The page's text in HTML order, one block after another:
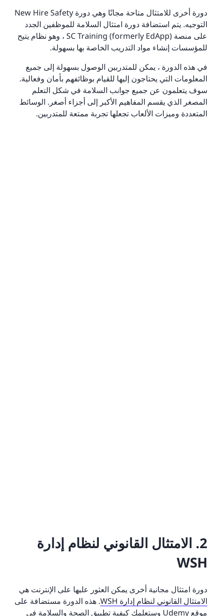
دورة أخرى للامتثال متاحة مجانًا وهي دورة New Hire Safety
التوجيه. يتم استضافة دورة امتثال السلامة للموظفين الجدد
على منصة SC Training (formerly EdApp) ، وهو نظام يتيح
للمؤسسات إنشاء مواد التدريب الخاصة بها بسهولة.
في هذه الدورة ، يمكن للمتدربين الوصول بسهولة إلى جميع
المعلومات التي يحتاجون إليها للقيام بوظائفهم بأمان وفعالية.
سوف يتعلمون عن جميع جوانب السلامة في شكل التعلم
المصغر الذي يقسم المفاهيم الأكبر إلى أجزاء أصغر. الوسائط
المتعددة وميزات الألعاب تجعلها تجربة ممتعة للمتدربين.
2. الامتثال القانوني لنظام إدارة
WSH
دورة امتثال مجانية أخرى يمكن العثور عليها على الإنترنت هي
الامتثال القانوني لنظام إدارة WSH
. هذه الدورة مستضافة على
موقع Udemy وستعلمك كيفية تطبيق الصحة والسلامة في